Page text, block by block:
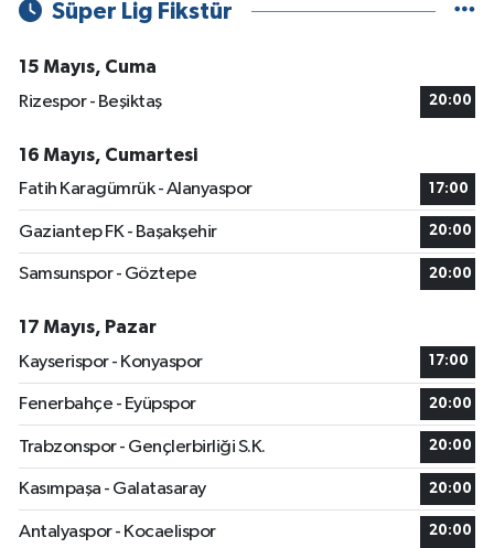
Süper Lig Fikstür
15 Mayıs, Cuma
Rizespor - Beşiktaş
20:00
16 Mayıs, Cumartesi
Fatih Karagümrük - Alanyaspor
17:00
Gaziantep FK - Başakşehir 20:00
Samsunspor - Göztepe 20:00
17 Mayıs, Pazar
Kayserispor - Konyaspor
17:00
Fenerbahçe - Eyüpspor 20:00
Trabzonspor - Gençlerbirliği S.K. 20:00
Kasımpaşa - Galatasaray 20:00
Antalyaspor - Kocaelispor 20:00